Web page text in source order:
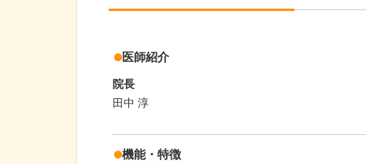
医師紹介
院長
田中 淳
機能・特徴